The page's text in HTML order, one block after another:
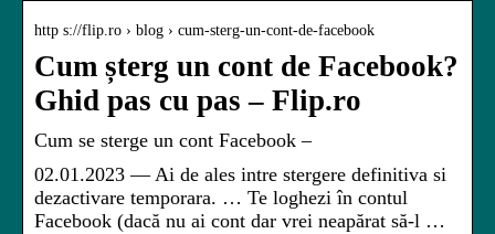
http s://flip.ro › blog › cum-sterg-un-cont-de-facebook
Cum șterg un cont de Facebook?
Ghid pas cu pas – Flip.ro
Cum se sterge un cont Facebook –
02.01.2023 — Ai de ales intre stergere definitiva si
dezactivare temporara. … Te loghezi în contul
Facebook (dacă nu ai cont dar vrei neapărat să-l …